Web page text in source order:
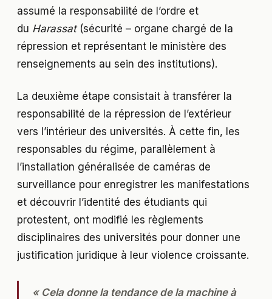
assumé la responsabilité de l’ordre et
du Harassat(sécurité – organe chargé de la
répression et représentant le ministère des
renseignements au sein des institutions).
La deuxième étape consistait à transférer la
responsabilité de la répression de l’extérieur
vers l’intérieur des universités. À cette fin, les
responsables du régime, parallèlement à
l’installation généralisée de caméras de
surveillance pour enregistrer les manifestations
et découvrir l’identité des étudiants qui
protestent, ont modifié les règlements
disciplinaires des universités pour donner une
justification juridique à leur violence croissante.
« Cela donne la tendance de la machine à